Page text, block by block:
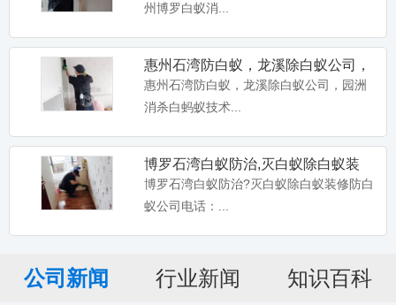
州博罗白蚁消...
惠州石湾防白蚁，龙溪除白蚁公司，
园洲消杀白蚂蚁
惠州石湾防白蚁，龙溪除白蚁公司，园洲
消杀白蚂蚁技术...
博罗石湾白蚁防治,灭白蚁除白蚁装
修,防白蚁资质企业您的首要
博罗石湾白蚁防治?灭白蚁除白蚁装修防白
蚁公司电话：...
公司新闻 行业新闻 知识百科